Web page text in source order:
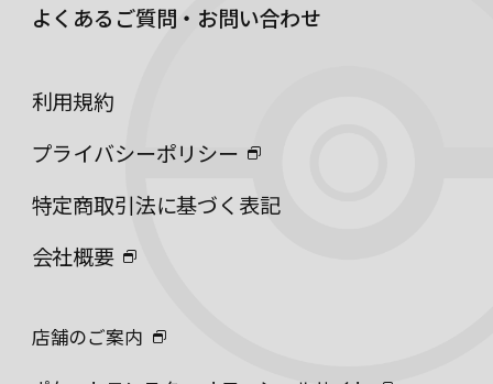
よくあるご質問・お問い合わせ
利用規約
プライバシーポリシー
特定商取引法に基づく表記
会社概要
店舗のご案内